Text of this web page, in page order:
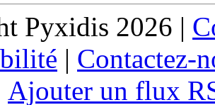
Pyxidis 2026 |
| Contactez-
Ajouter un flux